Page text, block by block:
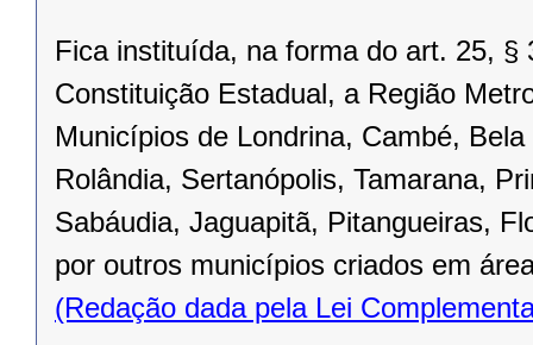
Fica instituída, na forma do art. 25, §
Constituição Estadual, a Região
Municípios de Londrina, Cambé,
Rolândia, Sertanópolis, Tamarana,
Sabáudia, Jaguapitã, Pitangueiras,
por outros municípios criados em
(Redação dada pela Lei